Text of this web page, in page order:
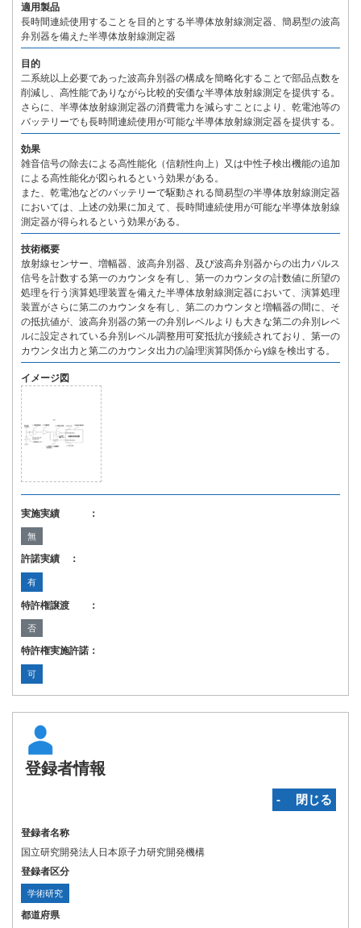
適用製品
長時間連続使用することを目的とする半導体放射線測定器、簡易型の波高
弁別器を備えた半導体放射線測定器
目的
二系統以上必要であった波高弁別器の構成を簡略化することで部品点数を
削減し、高性能でありながら比較的安価な半導体放射線測定を提供する。
さらに、半導体放射線測定器の消費電力を減らすことにより、乾電池等の
バッテリーでも長時間連続使用が可能な半導体放射線測定器を提供する。
効果
雑音信号の除去による高性能化（信頼性向上）又は中性子検出機能の追加
による高性能化が図られるという効果がある。
また、乾電池などのバッテリーで駆動される簡易型の半導体放射線測定器
においては、上述の効果に加えて、長時間連続使用が可能な半導体放射線
測定器が得られるという効果がある。
技術概要
放射線センサー、増幅器、波高弁別器、及び波高弁別器からの出力パルス
信号を計数する第一のカウンタを有し、第一のカウンタの計数値に所望の
処理を行う演算処理装置を備えた半導体放射線測定器において、演算処理
装置がさらに第二のカウンタを有し、第二のカウンタと増幅器の間に、そ
の抵抗値が、波高弁別器の第一の弁別レベルよりも大きな第二の弁別レベ
ルに設定されている弁別レベル調整用可変抵抗が接続されており、第一の
カウンタ出力と第二のカウンタ出力の論理演算関係からγ線を検出する。
イメージ図
実施実績 ：
無
許諾実績 ：
有
特許権譲渡 ：
否
特許権実施許諾：
可
登録者情報
‐ 閉じる
登録者名称
国立研究開発法人日本原子力研究開発機構
登録者区分
学術研究
都道府県